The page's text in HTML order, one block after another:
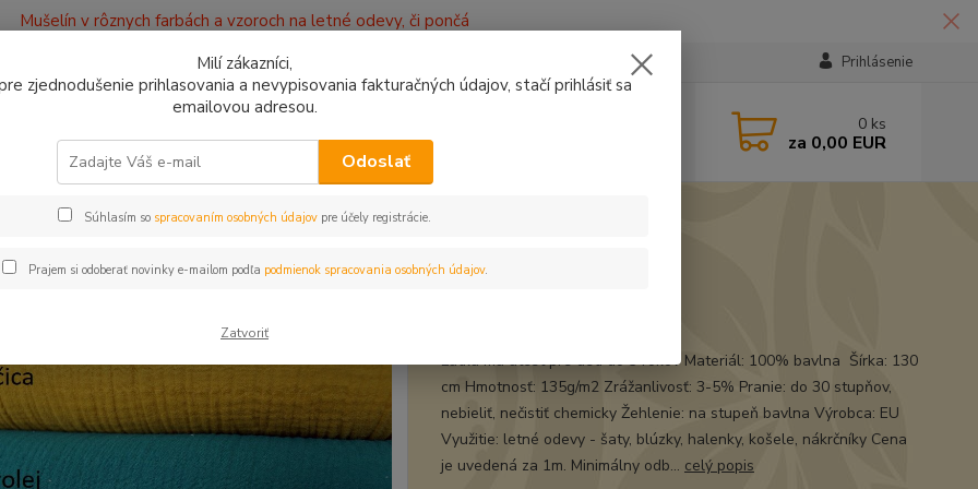
Mušelín v rôznych farbách a vzoroch na letné odevy, či pončá
Prihlásenie
0 ks
za 0,00 EUR
Mušelín petrolej len 2m
petrolej len 2m
Látka má atest pre deti do 3 rokov Materiál: 100% bavlna Šírka: 130
cm Hmotnosť: 135g/m2 Zrážanlivosť: 3-5% Pranie: do 30 stupňov,
nebieliť, nečistiť chemicky Žehlenie: na stupeň bavlna Výrobca: EU
Využitie: letné odevy - šaty, blúzky, halenky, košele, nákrčníky Cena
je uvedená za 1m. Minimálny odb... celý popis
Milí zákazníci,
zjednodušenie prihlasovania a nevypisovania fakturačných údajov, stačí prihlásiť sa
emailovou adresou.
Odoslať
Súhlasím so spracovaním osobných údajov pre účely registrácie.
Prajem si odoberať novinky e-mailom podľa podmienok spracovania osobných údajov.
Zatvoriť